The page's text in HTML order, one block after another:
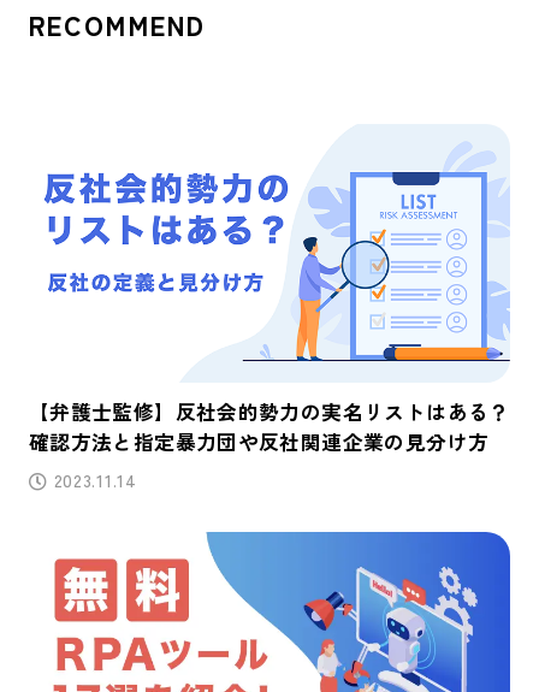
RECOMMEND
【弁護士監修】反社会的勢力の実名リストはある？
確認方法と指定暴力団や反社関連企業の見分け方
2023.11.14